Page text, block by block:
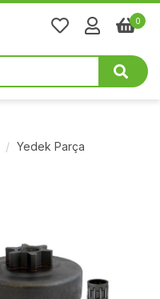
0
Yedek Parça